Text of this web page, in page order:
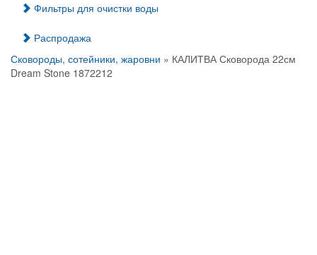
Фильтры для очистки воды
Распродажа
Сковороды, сотейники, жаровни » КАЛИТВА Сковорода 22см
Dream Stone 1872212